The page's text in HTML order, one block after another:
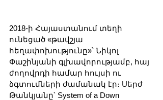
2018-ի Հայաստանում տեղի
ունեցած «թավշյա
հեղափոխությունը»՝ Նիկոլ
Փաշինյանի գլխավորությամբ, հայ
ժողովրդի համար հույսի ու
ձգտումների ժամանակ էր։ Սերժ
Թանկյանը՝ System of a Down